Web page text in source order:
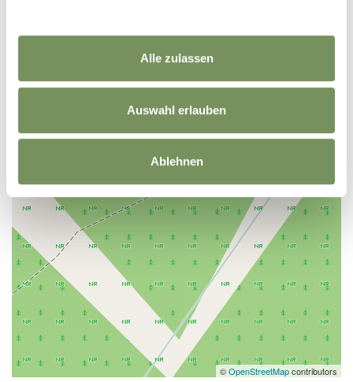
Alle zulassen
Auswahl erlauben
Ablehnen
©OpenStreetMapcontributors